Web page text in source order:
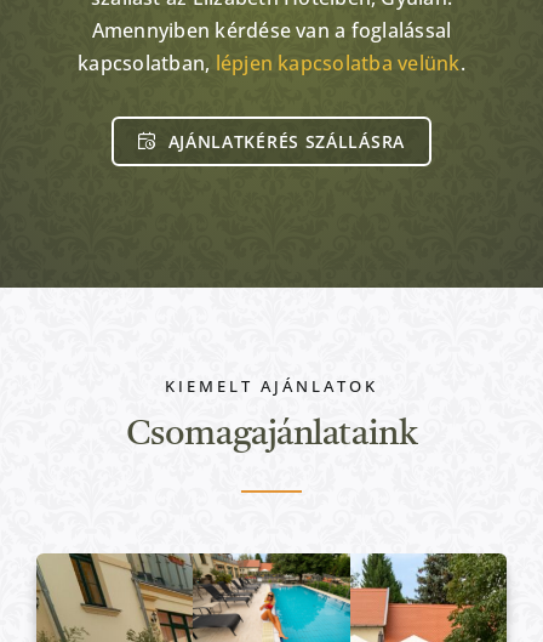
Amennyiben kérdése van a foglalással
kapcsolatban, lépjen kapcsolatba velünk.
AJÁNLATKÉRÉS SZÁLLÁSRA
KIEMELT AJÁNLATOK
Csomagajánlataink